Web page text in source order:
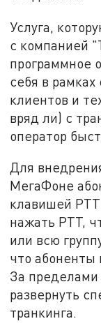
Услуга,
с компанией
программное
себя в
клиентов и
вряд ли) с
оператор
Для
МегаФоне
клавишей
нажать PTT,
или всю
что абоненты
За пределами
развернуть
транкинга.